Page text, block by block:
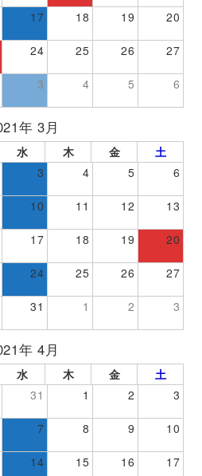
17 18 19 20
24 25 26 27
3 4 5 6
年 3月
水 木 金
土
3 4 5 6
10 11 12 13
17 18 19 20
24 25 26 27
31 1 2 3
年 4月
水 木 金
土
31 1 2 3
7 8 9 10
14 15 16 17